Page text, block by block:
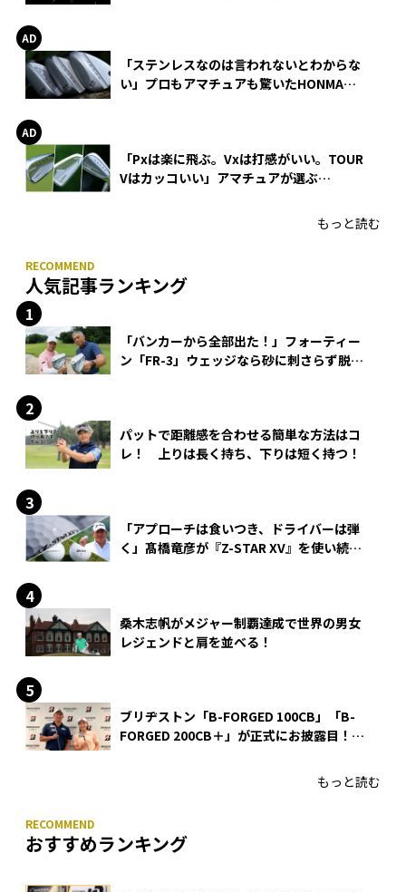
「ステンレスなのは言われないとわからな
い」プロもアマチュアも驚いたHONMA
「Pxは楽に飛ぶ。Vxは打感がいい。TOUR
Vはカッコいい」アマチュアが選ぶ
もっと読む
人気記事ランキング
「バンカーから全部出た！」フォーティー
ン「FR-3」ウェッジなら砂に刺さらず脱出
パットで距離感を合わせる簡単な方法はコ
レ！ 上りは長く持ち、下りは短く持つ！
「アプローチは食いつき、ドライバーは弾
く」髙橋竜彦が『Z-STAR XV』を使い続け
桑木志帆がメジャー制覇達成で世界の男女
レジェンドと肩を並べる！
ブリヂストン「B-FORGED 100CB」「B-
FORGED 200CB＋」が正式にお披露目！
もっと読む
おすすめランキング